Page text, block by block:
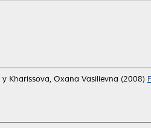
y Kharissova, Oxana Vasilievna (2008)